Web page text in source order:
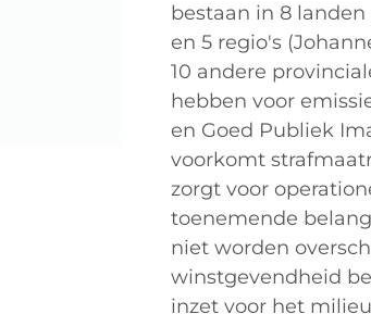
bestaan in 8 landen
en 5 regio's
10 andere
hebben voor
en Goed Publiek
voorkomt
zorgt voor
toenemende
niet worden
winstgevendheid
inzet voor het